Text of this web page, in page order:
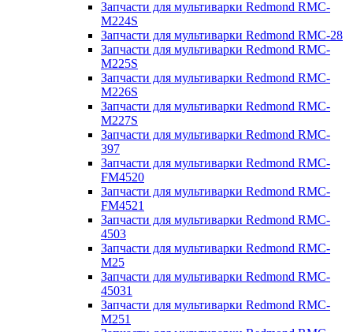
Запчасти для мультиварки Redmond RMC-
M224S
Запчасти для мультиварки Redmond RMC-28
Запчасти для мультиварки Redmond RMC-
M225S
Запчасти для мультиварки Redmond RMC-
M226S
Запчасти для мультиварки Redmond RMC-
M227S
Запчасти для мультиварки Redmond RMC-
397
Запчасти для мультиварки Redmond RMC-
FM4520
Запчасти для мультиварки Redmond RMC-
FM4521
Запчасти для мультиварки Redmond RMC-
4503
Запчасти для мультиварки Redmond RMC-
M25
Запчасти для мультиварки Redmond RMC-
45031
Запчасти для мультиварки Redmond RMC-
M251